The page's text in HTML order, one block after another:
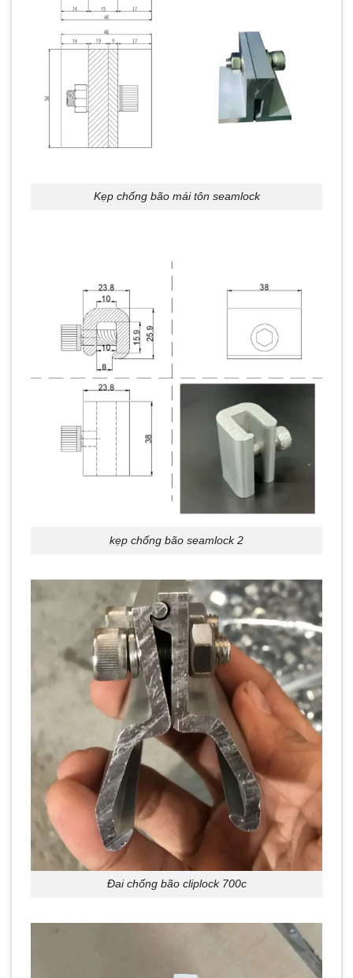
Kẹp chống bão mái tôn seamlock
kẹp chống bão seamlock 2
Đai chống bão cliplock 700c